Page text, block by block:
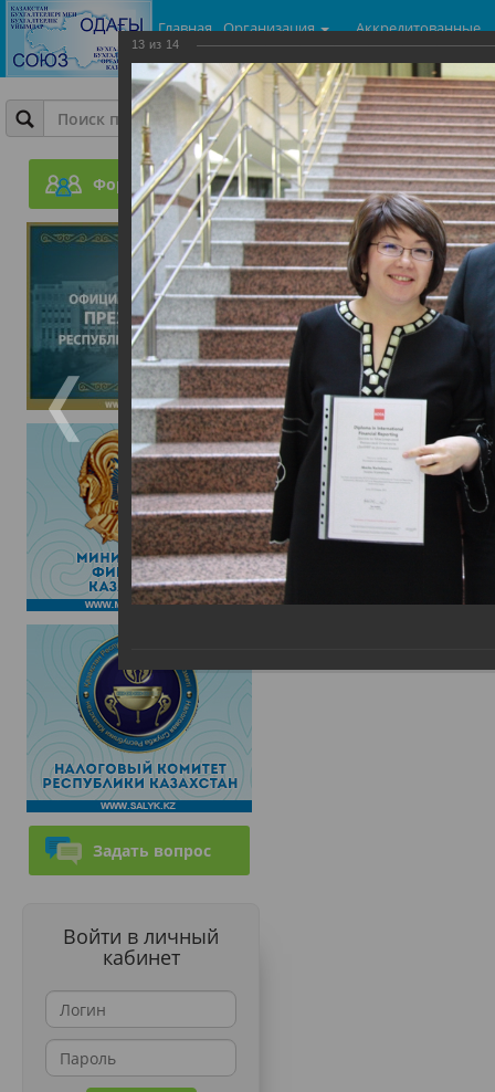
Главная Организация
Аккредитованные
центры
Форум
Задать вопрос
Войти в личный
кабинет
Фотогалерея
День Бухгалтера
05.06.2015
13 из 14